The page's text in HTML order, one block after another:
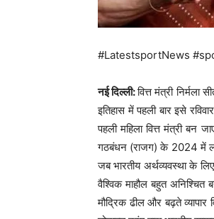
#LatestsportNews
नई दिल्ली:वित्त मंत्री
इतिहास में पहली बार इसे
पहली महिला वित्त मंत्री बन
गठबंधन (राजग) के 2024 में
जब भारतीय अर्थव्यवस्था के
वैश्विक माहौल बहुत अनिश्चित
मौद्रिक ढील और बढ़ते